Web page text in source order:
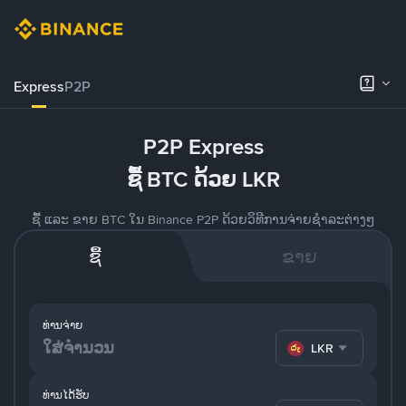
ExpressP2P
P2P Express
ຊື້ BTC ດ້ວຍ LKR
ຊື້ ແລະ ຂາຍ BTC ໃນ Binance P2P ດ້ວຍວິທີການຈ່າຍຊຳລະຕ່າງໆ
ຊື້ ຂາຍ
ທ່ານຈ່າຍ
LKR
ທ່ານໄດ້ຮັບ